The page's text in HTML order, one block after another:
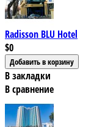
Radisson BLU Hotel
$0
В закладки
В сравнение